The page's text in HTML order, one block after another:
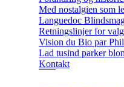
Med nostalgien som
Languedoc
Retningslinjer for
Vision du Bio par
Lad tusind parker
Kontakt